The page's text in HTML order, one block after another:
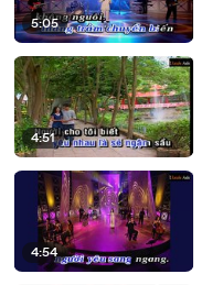
5:05
4:51
4:54